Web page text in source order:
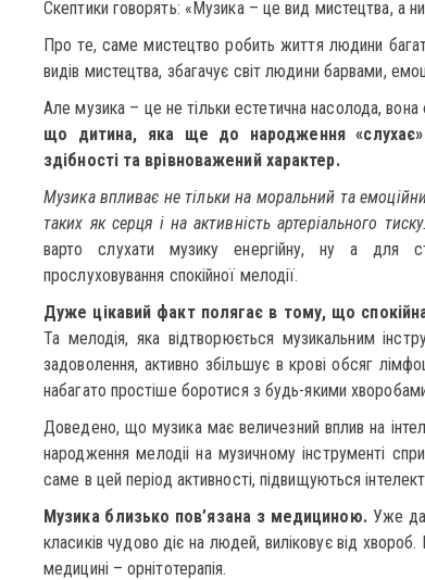
Скептики говорять: «Музика – це вид мистецтва, а
Про те, саме мистецтво робить життя людини
видів мистецтва, збагачує світ людини барвами,
Але музика – це не тільки естетична насолода,
що дитина, яка ще до народження «слухає»
здібності та врівноважений характер.
Музика впливає не тільки на моральний та
таких як серця і на активність артеріального тиску.
варто слухати музику енергійну, ну а для
прослуховування спокійної мелодії.
Дуже цікавий факт полягає в тому, що
Та мелодія, яка відтворюється музикальним
задоволення, активно збільшує в крові обсяг
набагато простіше боротися з будь-якими
Доведено, що музика має величезний вплив на
народження мелодіі на музичному інструменті
саме в цей період активності, підвищуються
Музика близько пов’язана з медициною.Уже
класиків чудово діє на людей, виліковує від хвороб.
медицині – орнітотерапія.